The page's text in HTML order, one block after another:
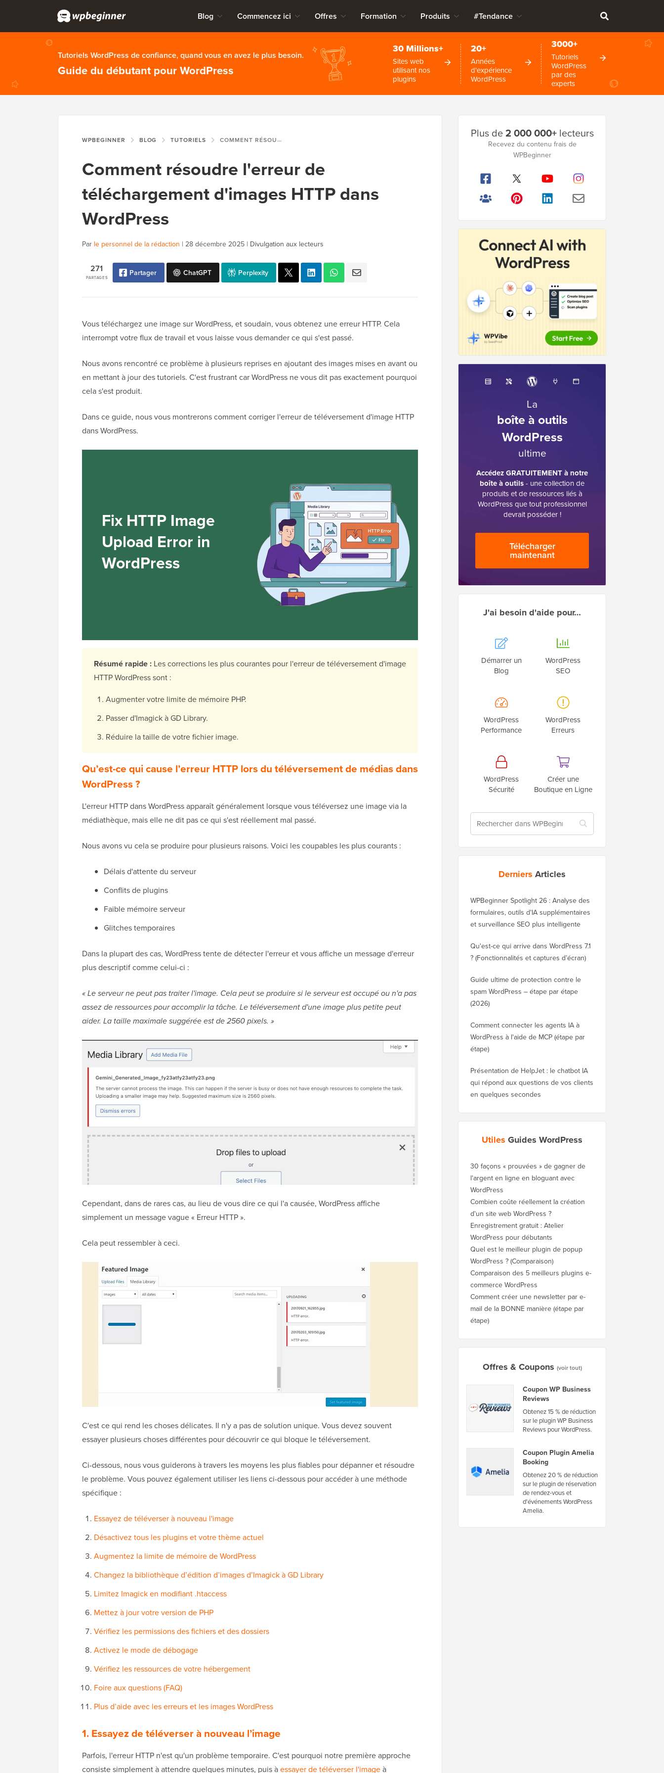
Blog Commencez ici Offres Formation Produits #Tendance
Tutoriels WordPress de confiance, quand vous en avez le plus besoin.
Guide du débutant pour WordPress
30 Millions+
Sites web
utilisant nos
plugins
20+
Années
d'expérience
WordPress
3000+
Tutoriels
WordPress
par des
experts
WPBEGINNER BLOG TUTORIELS COMMENT RÉSOUDRE L'ERREUR DE TÉLÉCHARGEMENT D'IMAGES HTTP DANS WORDPRESS
Comment résoudre l'erreur de
téléchargement d'images HTTP dans
WordPress
Par le personnel de la rédaction | 28 décembre 2025 | Divulgation aux lecteurs
PARTAGES
271 Partager ChatGPT Perplexity
Vous téléchargez une image sur WordPress, et soudain, vous obtenez une erreur HTTP. Cela
interrompt votre flux de travail et vous laisse vous demander ce qui s'est passé.
Nous avons rencontré ce problème à plusieurs reprises en ajoutant des images mises en avant ou
en mettant à jour des tutoriels. C'est frustrant car WordPress ne vous dit pas exactement pourquoi
cela s'est produit.
Dans ce guide, nous vous montrerons comment corriger l'erreur de téléversement d'image HTTP
dans WordPress.
Résumé rapide : Les corrections les plus courantes pour l'erreur de téléversement d'image
HTTP WordPress sont :
Augmenter votre limite de mémoire PHP.
Passer d'Imagick à GD Library.
Réduire la taille de votre fichier image.
Qu’est-ce qui cause l’erreur HTTP lors du téléversement de médias dans
WordPress ?
L'erreur HTTP dans WordPress apparaît généralement lorsque vous téléversez une image via la
médiathèque, mais elle ne dit pas ce qui s'est réellement mal passé.
Nous avons vu cela se produire pour plusieurs raisons. Voici les coupables les plus courants :
Délais d'attente du serveur
Conflits de plugins
Faible mémoire serveur
Glitches temporaires
Dans la plupart des cas, WordPress tente de détecter l'erreur et vous affiche un message d'erreur
plus descriptif comme celui-ci :
« Le serveur ne peut pas traiter l'image. Cela peut se produire si le serveur est occupé ou n'a pas
assez de ressources pour accomplir la tâche. Le téléversement d'une image plus petite peut
aider. La taille maximale suggérée est de 2560 pixels. »
Cependant, dans de rares cas, au lieu de vous dire ce qui l'a causée, WordPress affiche
simplement un message vague « Erreur HTTP ».
Cela peut ressembler à ceci.
C'est ce qui rend les choses délicates. Il n'y a pas de solution unique. Vous devez souvent
essayer plusieurs choses différentes pour découvrir ce qui bloque le téléversement.
Ci-dessous, nous vous guiderons à travers les moyens les plus fiables pour dépanner et résoudre
le problème. Vous pouvez également utiliser les liens ci-dessous pour accéder à une méthode
spécifique :
Essayez de téléverser à nouveau l'image
Désactivez tous les plugins et votre thème actuel
Augmentez la limite de mémoire de WordPress
Changez la bibliothèque d’édition d’images d’Imagick à GD Library
Limitez Imagick en modifiant .htaccess
Mettez à jour votre version de PHP
Vérifiez les permissions des fichiers et des dossiers
Activez le mode de débogage
Vérifiez les ressources de votre hébergement
Foire aux questions (FAQ)
Plus d’aide avec les erreurs et les images WordPress
1. Essayez de téléverser à nouveau l’image
Parfois, l'erreur HTTP n'est qu'un problème temporaire. C'est pourquoi notre première approche
consiste simplement à attendre quelques minutes, puis àessayer de téléverser l'imageà
latérale
Plus de2 000 000+lecteurs
Recevez du contenu frais de
WPBeginner
La
boîte à outils
WordPress
ultime
Accédez GRATUITEMENT à notre
boîte à outils- une collection de
produits et de ressources liés à
WordPress que tout professionnel
devrait posséder !
Télécharger
maintenant
J'ai besoin d'aide pour…
Démarrer un
Blog
WordPress
SEO
WordPress
Performance
WordPress
Erreurs
WordPress
Sécurité
Créer une
Boutique en Ligne
Derniers Articles
WPBeginner Spotlight 26 : Analyse des
formulaires, outils d'IA supplémentaires
et surveillance SEO plus intelligente
Qu'est-ce qui arrive dans WordPress 7.1
? (Fonctionnalités et captures d’écran)
Guide ultime de protection contre le
spam WordPress – étape par étape
(2026)
Comment connecter les agents IA à
WordPress à l'aide de MCP (étape par
étape)
Présentation de HelpJet : le chatbot IA
qui répond aux questions de vos clients
en quelques secondes
Utiles Guides WordPress
30 façons « prouvées » de gagner de
l'argent en ligne en bloguant avec
WordPress
Combien coûte réellement la création
d'un site web WordPress ?
Enregistrement gratuit : Atelier
WordPress pour débutants
Quel est le meilleur plugin de popup
WordPress ? (Comparaison)
Comparaison des 5 meilleurs plugins e-
commerce WordPress
Comment créer une newsletter par e-
mail de la BONNE manière (étape par
étape)
Offres & Coupons (voir tout)
Coupon WP Business
Reviews
Obtenez 15 % de réduction
sur le plugin WP Business
Reviews pour WordPress.
Coupon Plugin Amelia
Booking
Obtenez 20 % de réduction
sur le plugin de réservation
de rendez-vous et
d'événements WordPress
Amelia.